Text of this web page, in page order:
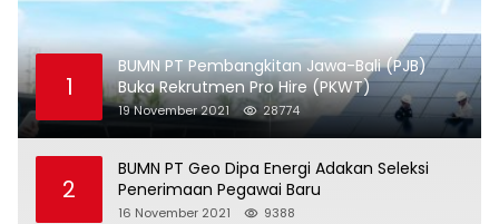
1
BUMN PT Pembangkitan Jawa-Bali (PJB)
Buka Rekrutmen Pro Hire (PKWT)
19 November 2021 28774
2
BUMN PT Geo Dipa Energi Adakan Seleksi
Penerimaan Pegawai Baru
16 November 2021 9388